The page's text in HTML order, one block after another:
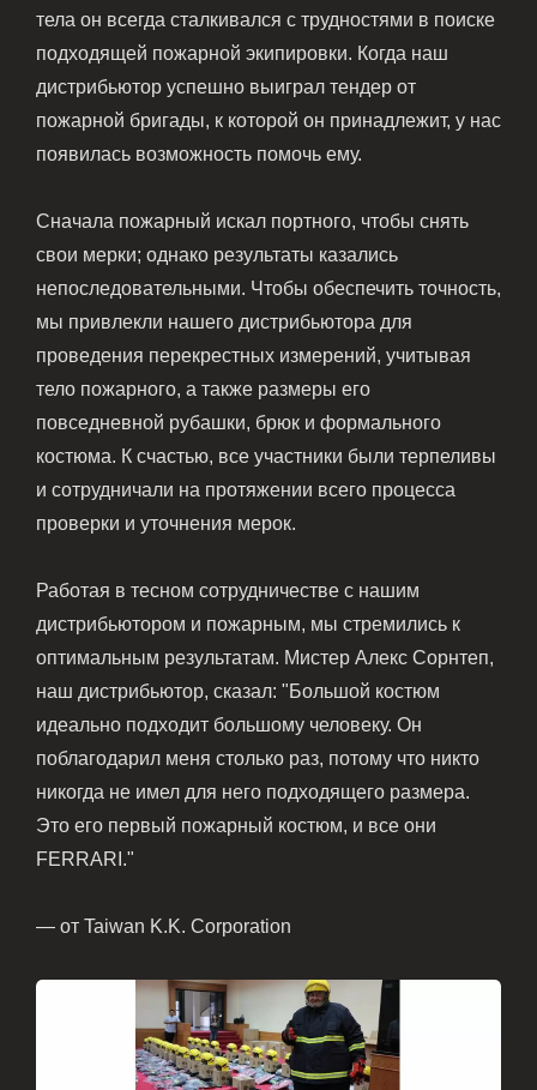
тела он всегда сталкивался с трудностями в поиске
подходящей пожарной экипировки. Когда наш
дистрибьютор успешно выиграл тендер от
пожарной бригады, к которой он принадлежит, у нас
появилась возможность помочь ему.
Сначала пожарный искал портного, чтобы снять
свои мерки; однако результаты казались
непоследовательными. Чтобы обеспечить точность,
мы привлекли нашего дистрибьютора для
проведения перекрестных измерений, учитывая
тело пожарного, а также размеры его
повседневной рубашки, брюк и формального
костюма. К счастью, все участники были терпеливы
и сотрудничали на протяжении всего процесса
проверки и уточнения мерок.
Работая в тесном сотрудничестве с нашим
дистрибьютором и пожарным, мы стремились к
оптимальным результатам. Мистер Алекс Сорнтеп,
наш дистрибьютор, сказал: "Большой костюм
идеально подходит большому человеку. Он
поблагодарил меня столько раз, потому что никто
никогда не имел для него подходящего размера.
Это его первый пожарный костюм, и все они
FERRARI."
— от Taiwan K.K. Corporation